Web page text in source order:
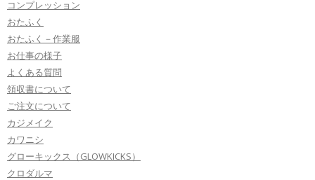
コンプレッション
おたふく
おたふく－作業服
お仕事の様子
よくある質問
領収書について
ご注文について
カジメイク
カワニシ
グローキックス（GLOWKICKS）
クロダルマ